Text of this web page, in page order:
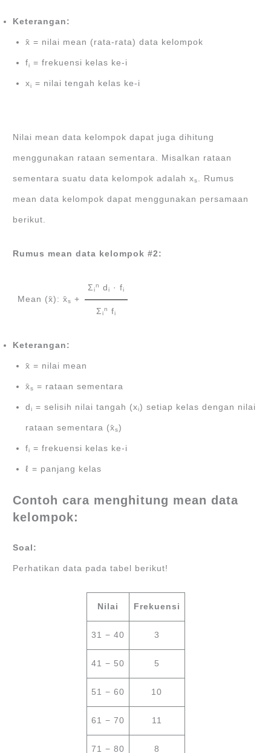
Keterangan:
x̄ = nilai mean (rata-rata) data kelompok
fi = frekuensi kelas ke-i
xi = nilai tengah kelas ke-i
Nilai mean data kelompok dapat juga dihitung
menggunakan rataan sementara. Misalkan rataan
sementara suatu data kelompok adalah xs . Rumus
mean data kelompok dapat menggunakan persamaan
berikut.
Rumus mean data kelompok #2:
Mean (x̄): x̄s +
Ʃi
n di · fi
Ʃi
n fi
Keterangan:
x̄ = nilai mean
x̄s = rataan sementara
di = selisih nilai tangah (xi) setiap kelas dengan nilai
rataan sementara (x̄s)
fi = frekuensi kelas ke-i
ℓ = panjang kelas
Contoh cara menghitung mean data
kelompok:
Soal:
Perhatikan data pada tabel berikut!
Nilai Frekuensi
31 − 40 3
41 − 50 5
51 − 60 10
61 − 70 11
71 − 80 8